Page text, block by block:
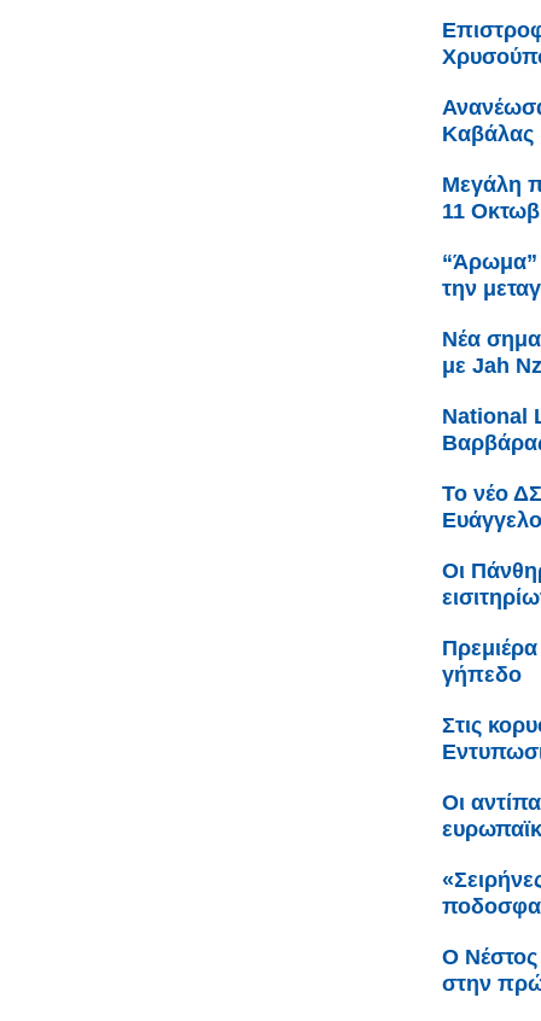
Καβάλας
Μεγάλη
11
“Άρωμα”
την
Νέα
με Jah
Νational
Το νέο
Οι
γήπεδο
Στις
Οι
Ο Νέστος
στην